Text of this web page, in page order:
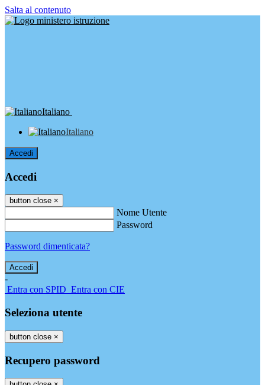
Salta al contenuto
Italiano
Italiano
Accedi
Accedi
button close ×
Nome Utente
Password
Password dimenticata?
-
Entra con SPID Entra con CIE
Seleziona utente
button close ×
Recupero password